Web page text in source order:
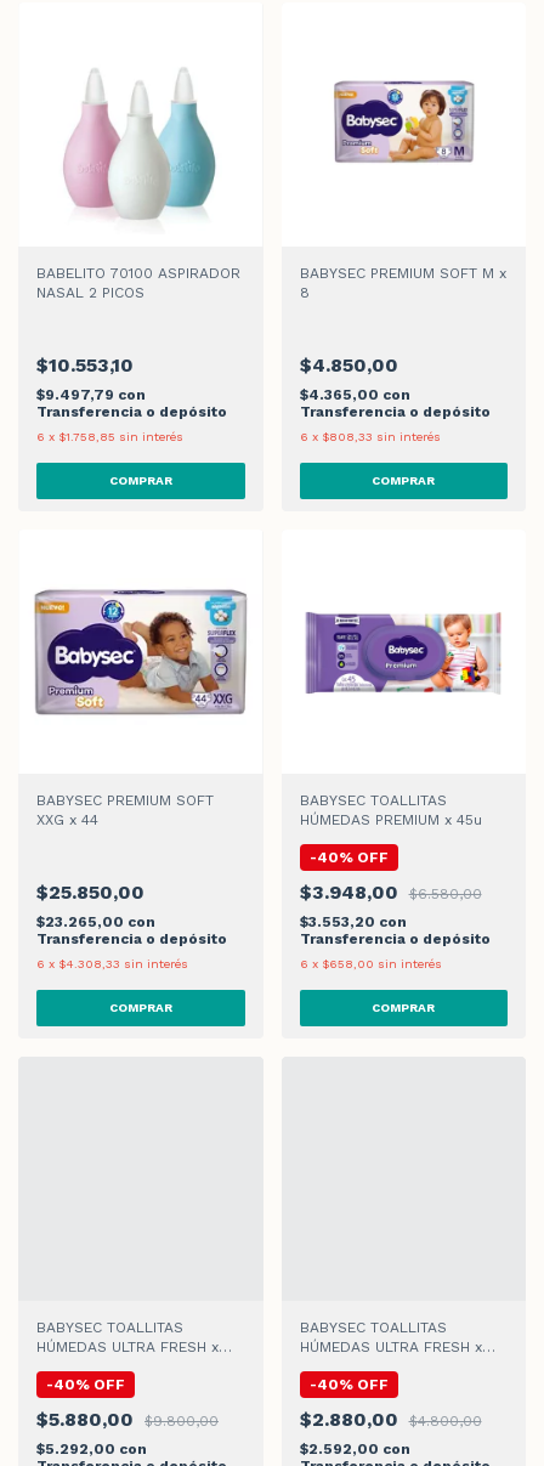
BABELITO 70100 ASPIRADOR
NASAL 2 PICOS
$10.553,10
$9.497,79 con
Transferencia o depósito
6 x $1.758,85 sin interés
BABYSEC PREMIUM SOFT M x
8
$4.850,00
$4.365,00 con
Transferencia o depósito
6 x $808,33 sin interés
BABYSEC PREMIUM SOFT
XXG x 44
$25.850,00
$23.265,00 con
Transferencia o depósito
6 x $4.308,33 sin interés
BABYSEC TOALLITAS
HÚMEDAS PREMIUM x 45u
-40% OFF
$3.948,00
$6.580,00
$3.553,20 con
Transferencia o depósito
6 x $658,00 sin interés
BABYSEC TOALLITAS
HÚMEDAS ULTRA FRESH x
-40% OFF
$5.880,00
$9.800,00
$5.292,00 con
BABYSEC TOALLITAS
HÚMEDAS ULTRA FRESH x
-40% OFF
$2.880,00
$4.800,00
$2.592,00 con